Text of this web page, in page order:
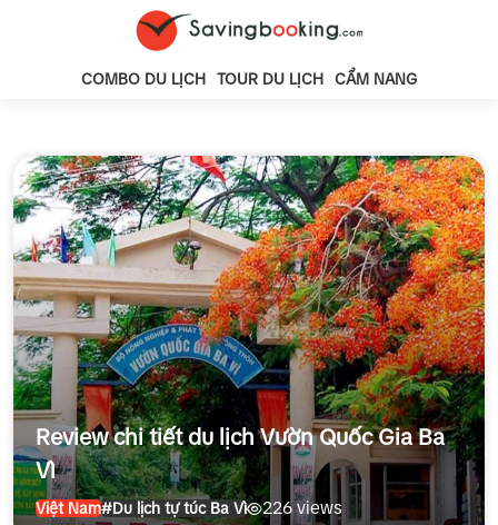
COMBO DU LỊCH TOUR DU LỊCH CẨM NANG
Review chi tiết du lịch Vườn Quốc Gia Ba
Vì
Việt Nam#Du lịch tự túc Ba Vì 226 views